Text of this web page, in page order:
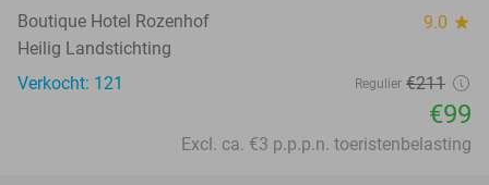
Boutique Hotel Rozenhof 9.0 star
Heilig Landstichting
Verkocht: 121
Regulier €211
€99
Excl. ca. €3 p.p.p.n. toeristenbelasting